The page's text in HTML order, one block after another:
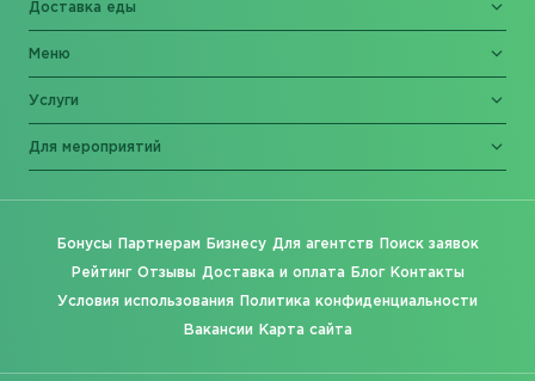
Доставка еды
Меню
Услуги
Для мероприятий
Бонусы Партнерам Бизнесу Для агентств Поиск заявок
Рейтинг Отзывы Доставка и оплата Блог Контакты
Условия использования Политика конфиденциальности
Вакансии Карта сайта